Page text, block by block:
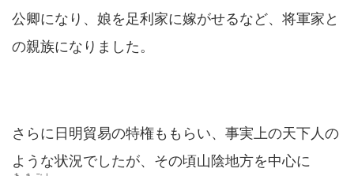
公卿になり、娘を足利家に嫁がせるなど、将軍家と
の親族になりました。
さらに日明貿易の特権ももらい、事実上の天下人の
ような状況でしたが、その頃山陰地方を中心に